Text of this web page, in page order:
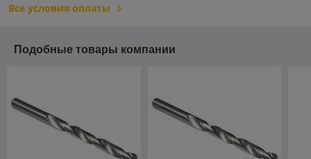
Все условия оплаты
Подобные товары компании